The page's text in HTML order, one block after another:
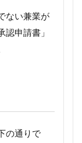
ない兼業が
申請書」
の通りで